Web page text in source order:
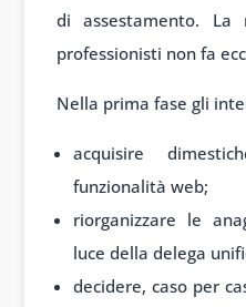
di assestamento. La
professionisti non fa
Nella prima fase gli
acquisire
funzionalità web;
riorganizzare le
luce della delega
decidere, caso per